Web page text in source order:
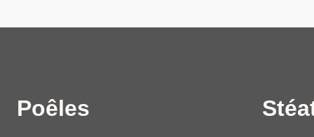
Poêles